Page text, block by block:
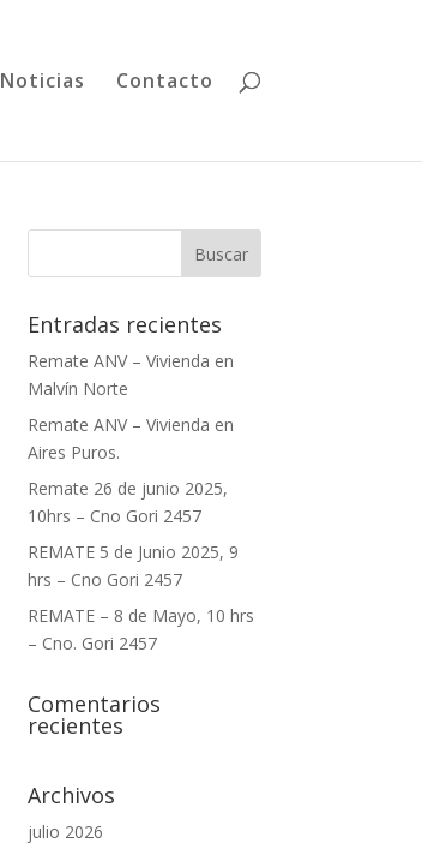
Noticias Contacto
Entradas recientes
Remate ANV – Vivienda en
Malvín Norte
Remate ANV – Vivienda en
Aires Puros.
Remate 26 de junio 2025,
10hrs – Cno Gori 2457
REMATE 5 de Junio 2025, 9
hrs – Cno Gori 2457
REMATE – 8 de Mayo, 10 hrs
– Cno. Gori 2457
Comentarios
recientes
Archivos
julio 2026